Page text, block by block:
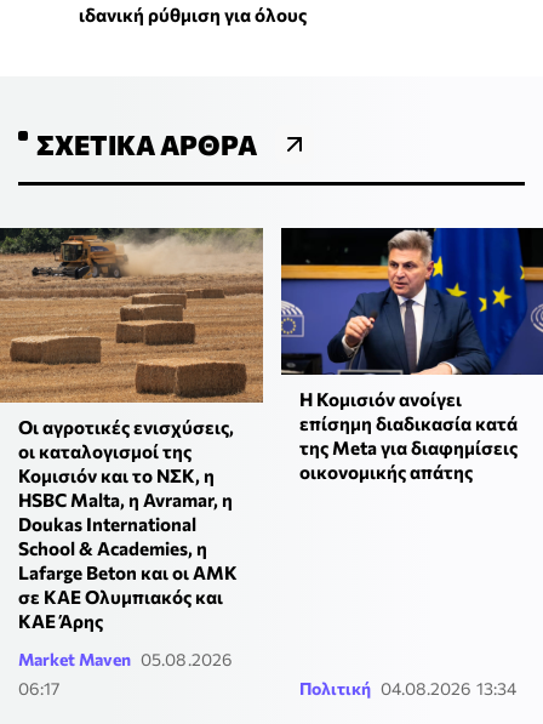
ιδανική ρύθμιση για όλους
ΣΧΕΤΙΚΆ ΆΡΘΡΑ
Οι αγροτικές ενισχύσεις,
οι καταλογισμοί της
Κομισιόν και το ΝΣΚ, η
HSBC Malta, η Avramar, η
Doukas International
School & Academies, η
Lafarge Beton και οι ΑΜΚ
σε KAE Ολυμπιακός και
ΚΑΕ Άρης
Market Maven 05.08.2026
06:17
Η Κομισιόν ανοίγει
επίσημη διαδικασία κατά
της Meta για διαφημίσεις
οικονομικής απάτης
Πολιτική 04.08.2026 13:34